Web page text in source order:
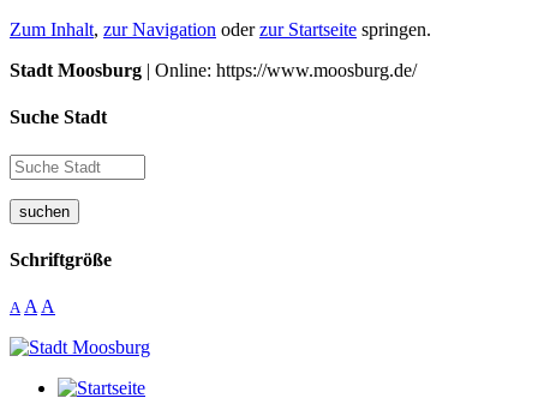
Zum Inhalt, zur Navigation oderzur Startseite springen.
Stadt Moosburg | Online: https://www.moosburg.de/
Suche Stadt
suchen
Schriftgröße
A A A